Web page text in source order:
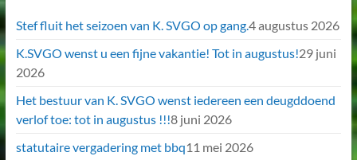
Stef fluit het seizoen van K. SVGO op gang.4 augustus 2026
K.SVGO wenst u een fijne vakantie! Tot in augustus!29 juni
2026
Het bestuur van K. SVGO wenst iedereen een deugddoend
verlof toe: tot in augustus !!!8 juni 2026
statutaire vergadering met bbq11 mei 2026